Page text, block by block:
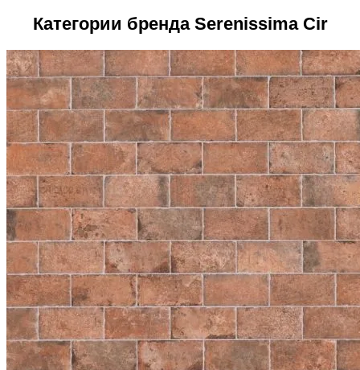
Категории бренда Serenissima Cir